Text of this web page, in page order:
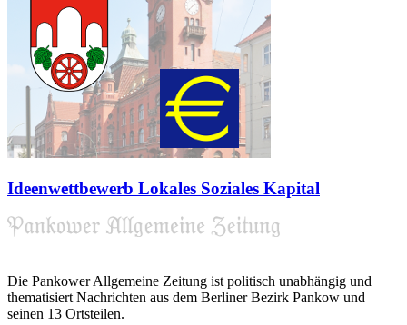
Ideenwettbewerb Lokales Soziales Kapital
Die Pankower Allgemeine Zeitung ist politisch unabhängig und
thematisiert Nachrichten aus dem Berliner Bezirk Pankow und
seinen 13 Ortsteilen.